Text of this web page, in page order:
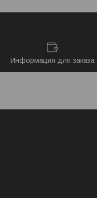
Информация для заказа